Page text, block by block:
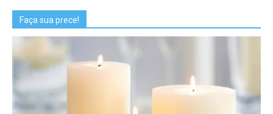
Faça sua prece!